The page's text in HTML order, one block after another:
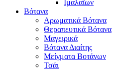
Ιμαλαϊων
Βότανα
Αρωματικά Βότανα
Θεραπευτικά Βότανα
Μαγειρικά
Βότανα Διαίτης
Μείγματα Βοτάνων
Τσάι